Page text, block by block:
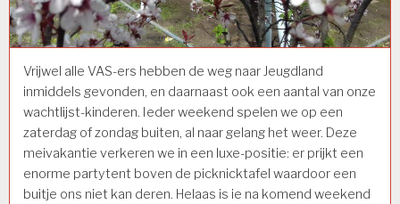
Vrijwel alle VAS-ers hebben de weg naar Jeugdland
inmiddels gevonden, en daarnaast ook een aantal van onze
wachtlijst-kinderen. Ieder weekend spelen we op een
zaterdag of zondag buiten, al naar gelang het weer. Deze
meivakantie verkeren we in een luxe-positie: er prijkt een
enorme partytent boven de picknicktafel waardoor een
buitje ons niet kan deren. Helaas is ie na komend weekend